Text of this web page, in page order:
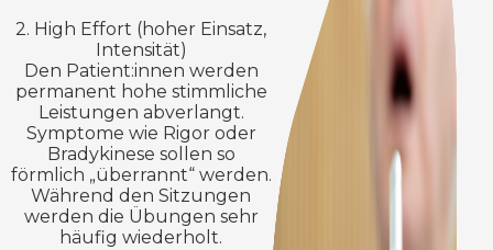
2. High Effort (hoher Einsatz,
Intensität)
Den Patient:innen werden
permanent hohe stimmliche
Leistungen abverlangt.
Symptome wie Rigor oder
Bradykinese sollen so
förmlich „überrannt“ werden.
Während den Sitzungen
werden die Übungen sehr
häufig wiederholt.